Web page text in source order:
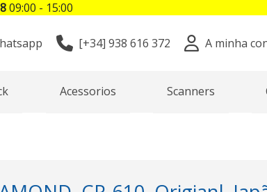
[+34] 938 616 372 A minha
Acessorios Scanners
09:00 - 15:00